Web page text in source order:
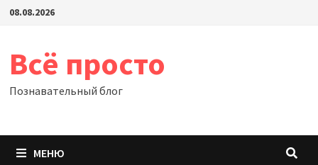
Перейти
08.08.2026
Всё просто
Познавательный блог
МЕНЮ